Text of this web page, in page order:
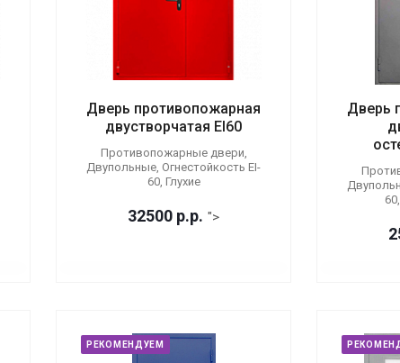
Дверь противопожарная
двустворчатая EI60
Противопожарные двери,
Двупольные, Огнестойкость EI-
60, Глухие
32500 р.р. ">
Дверь
РЕКОМЕНДУЕМ